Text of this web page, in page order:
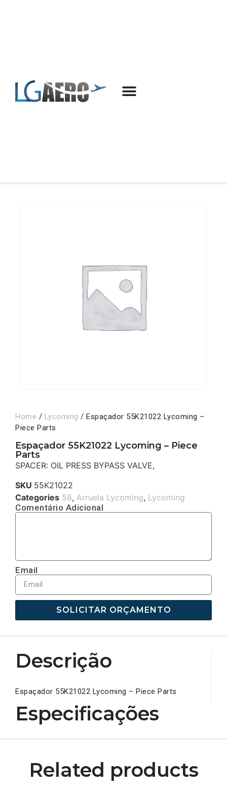
Home / Lycoming / Espaçador 55K21022 Lycoming –
Piece Parts
Espaçador 55K21022 Lycoming – Piece
Parts
SPACER: OIL PRESS BYPASS VALVE,
SKU 55K21022
Categories 58, Arruela Lycoming, Lycoming
Comentário Adicional
Email
SOLICITAR ORÇAMENTO
Descrição
Espaçador 55K21022 Lycoming – Piece Parts
Especificações
Related products